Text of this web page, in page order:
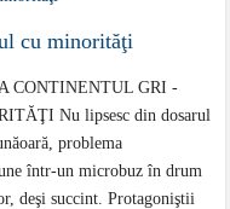
cu minorităţi
CONTINENTUL GRI -
Nu lipsesc din dosarul
problema
într-un microbuz în drum
deşi succint. Protagoniştii